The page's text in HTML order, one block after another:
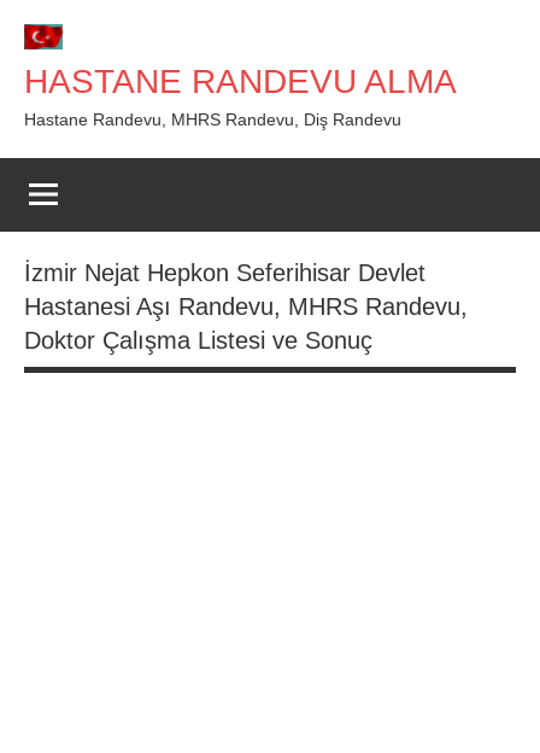
geç
HASTANE RANDEVU ALMA
Hastane Randevu, MHRS Randevu, Diş Randevu
İzmir Nejat Hepkon Seferihisar Devlet
Hastanesi Aşı Randevu, MHRS Randevu,
Doktor Çalışma Listesi ve Sonuç